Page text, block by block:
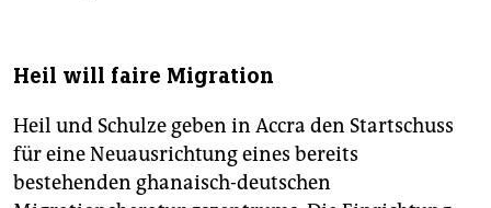
Heil will faire Migration
Heil und Schulze geben in Accra den Startschuss
für eine Neuausrichtung eines bereits
bestehenden ghanaisch-deutschen